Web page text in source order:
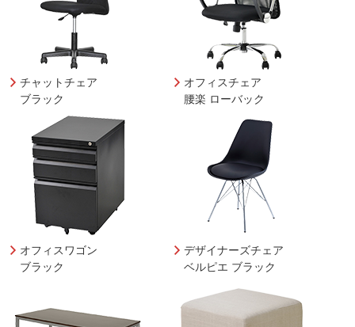
チャットチェア
ブラック
オフィスチェア
腰楽 ローバック
オフィスワゴン
ブラック
デザイナーズチェア
ベルピエ ブラック